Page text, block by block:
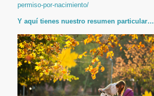
permiso-por-nacimiento/
Y aquí tienes nuestro resumen particular…